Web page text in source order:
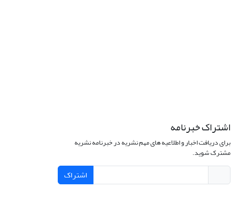
اشتراک خبرنامه
برای دریافت اخبار و اطلاعیه های مهم نشریه در خبرنامه نشریه
مشترک شوید.
اشتراک